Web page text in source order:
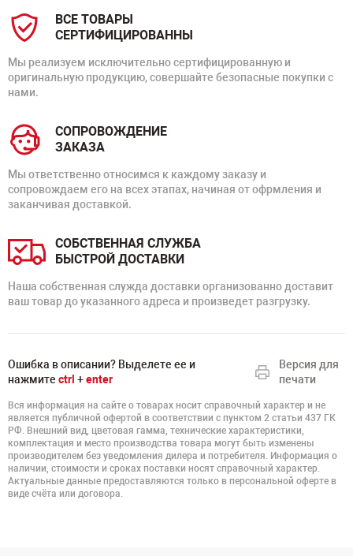
ВСЕ ТОВАРЫ
СЕРТИФИЦИРОВАННЫ
Мы реализуем исключительно сертифицированную и
оригинальную продукцию, совершайте безопасные покупки с
нами.
СОПРОВОЖДЕНИЕ
ЗАКАЗА
Мы ответственно относимся к каждому заказу и
сопровождаем его на всех этапах, начиная от офрмления и
заканчивая доставкой.
СОБСТВЕННАЯ СЛУЖБА
БЫСТРОЙ ДОСТАВКИ
Наша собственная служда доставки организованно доставит
ваш товар до указанного адреса и произведет разгрузку.
Ошибка в описании? Выделете ее и
нажмите ctrl +enter
Версия для
печати
Вся информация на сайте о товарах носит справочный характер и не
является публичной офертой в соответствии с пунктом 2 статьи 437 ГК
РФ. Внешний вид, цветовая гамма, технические характеристики,
комплектация и место производства товара могут быть изменены
производителем без уведомления дилера и потребителя. Информация о
наличии, стоимости и сроках поставки носят справочный характер.
Актуальные данные предоставляются только в персональной оферте в
виде счёта или договора.